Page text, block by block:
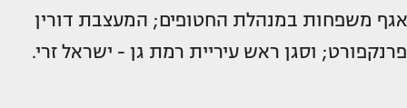
אגף משפחות במנהלת החטופים; המעצבת דורין
פרנקפורט; וסגן ראש עיריית רמת גן - ישראל זרי.